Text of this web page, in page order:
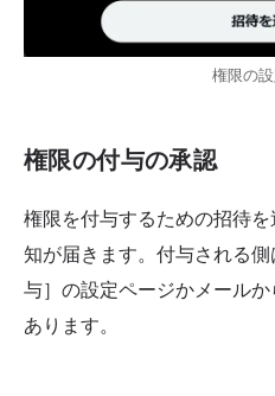
権限の
権限の付与の承認
権限を付与するための招待
知が届きます。付与される
与］の設定ページかメール
あります。